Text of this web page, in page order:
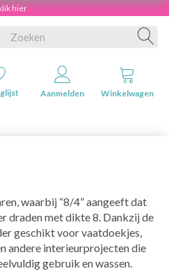
hier
Aanmelden Winkelwagen
waarbij “8/4” aangeeft dat
draden met dikte 8. Dankzij de
geschikt voor vaatdoekjes,
andere interieurprojecten die
gebruik en wassen.